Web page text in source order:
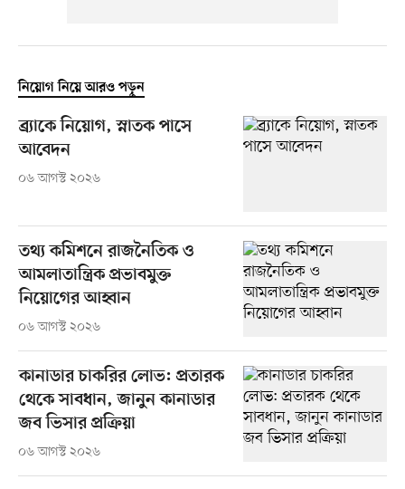
নিয়োগ নিয়ে আরও পড়ুন
ব্র্যাকে নিয়োগ, স্নাতক পাসে
আবেদন
০৬ আগস্ট ২০২৬
তথ্য কমিশনে রাজনৈতিক ও
আমলাতান্ত্রিক প্রভাবমুক্ত
নিয়োগের আহ্বান
০৬ আগস্ট ২০২৬
কানাডার চাকরির লোভ: প্রতারক
থেকে সাবধান, জানুন কানাডার
জব ভিসার প্রক্রিয়া
০৬ আগস্ট ২০২৬